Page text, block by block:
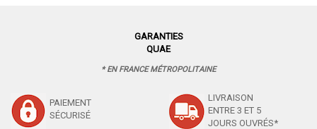
GARANTIES
QUAE
* EN FRANCE MÉTROPOLITAINE
PAIEMENT
SÉCURISÉ
LIVRAISON
ENTRE 3 ET 5
JOURS OUVRÉS*